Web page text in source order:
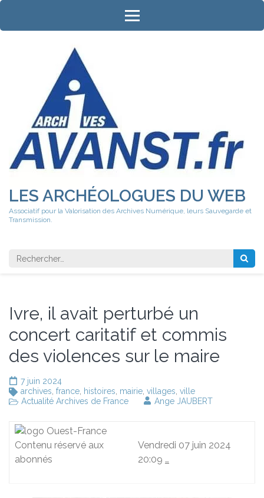
Aller
contenu
LES ARCHÉOLOGUES DU WEB
Associatif pour la Valorisation des Archives Numérique, leurs Sauvegarde et
Transmission.
Rechercher
Ivre, il avait perturbé un
concert caritatif et commis
des violences sur le maire
7 juin 2024
archives france histoires mairie villages ville
Actualité Archives de France
Ange JAUBERT
Contenu réservé aux
abonnés
Vendredi 07 juin 2024
20:09 …